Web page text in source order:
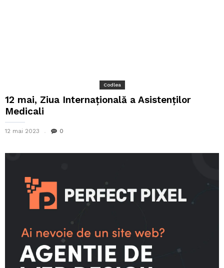
Codlea
12 mai, Ziua Internațională a Asistenților
Medicali
12 mai 2023 0